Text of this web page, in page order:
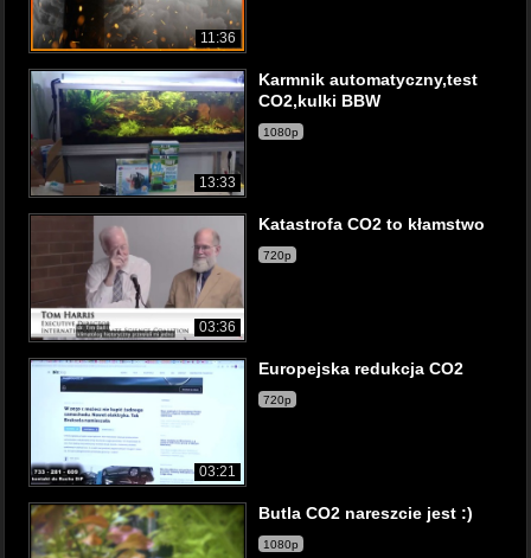
11:36
13:33
Karmnik automatyczny,test
CO2,kulki BBW
1080p
03:36
Katastrofa CO2 to kłamstwo
720p
03:21
Europejska redukcja CO2
720p
Butla CO2 nareszcie jest :)
1080p